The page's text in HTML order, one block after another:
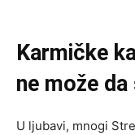
Karmičke
ne može da
U ljubavi, mnogi